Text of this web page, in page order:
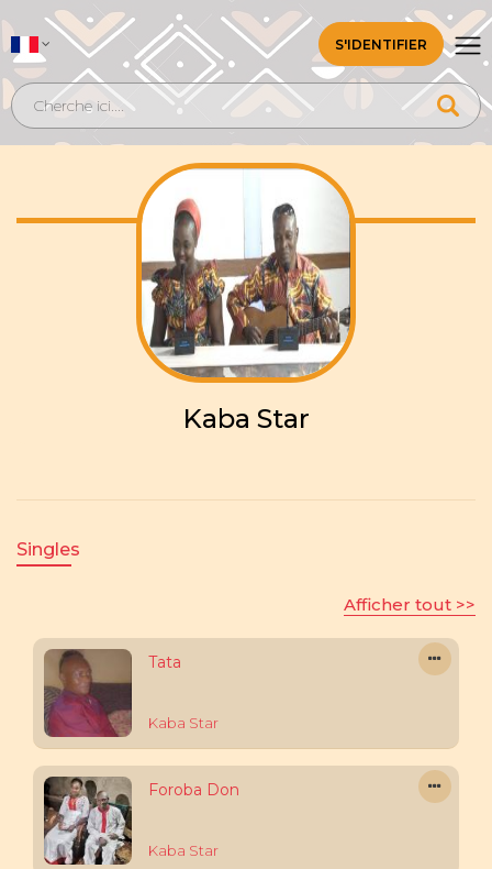
S'IDENTIFIER
Kaba Star
Singles
Afficher tout >>
Tata
Kaba Star
Foroba Don
Kaba Star